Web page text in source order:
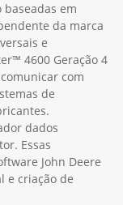
em
da marca
e
4600 Geração 4
com
de
dados
Essas
John Deere
e criação de